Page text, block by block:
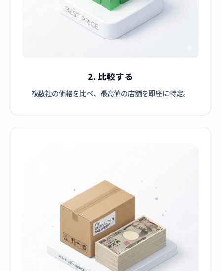
2. 比較する
複数社の価格を比べ、最高値の店舗を即座に特定。